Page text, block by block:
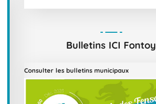
Bulletins ICI Fontoy
Consulter les bulletins municipaux